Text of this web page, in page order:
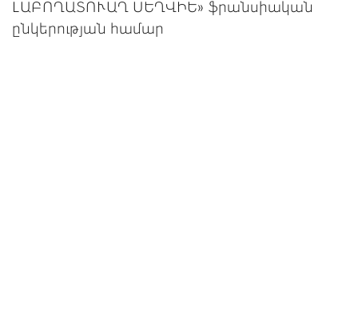
ԼԱԲՈՂԱՏՈՒԱՂ ՍԵՂՎԻԵ» ֆրանսիական
ընկերության համար